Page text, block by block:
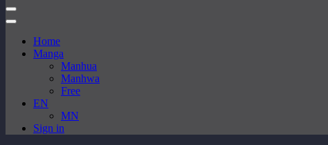
Home
Manga
Manhua
Manhwa
Free
EN
MN
Sign in